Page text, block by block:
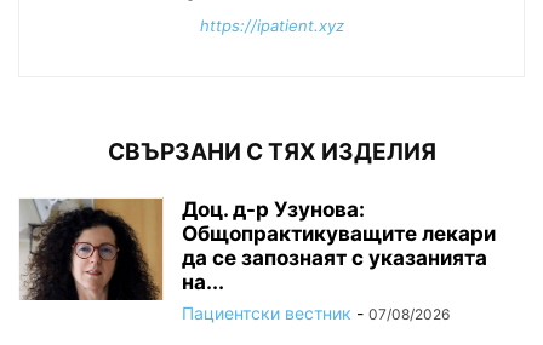
https://ipatient.xyz
СВЪРЗАНИ С ТЯХ ИЗДЕЛИЯ
Доц. д-р Узунова:
Общопрактикуващите лекари
да се запознаят с указанията
на...
Пациентски вестник - 07/08/2026